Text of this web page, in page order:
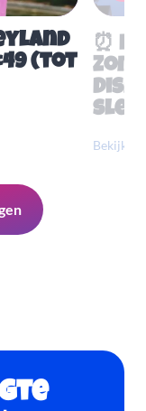
(tot
⏰
Bekijk